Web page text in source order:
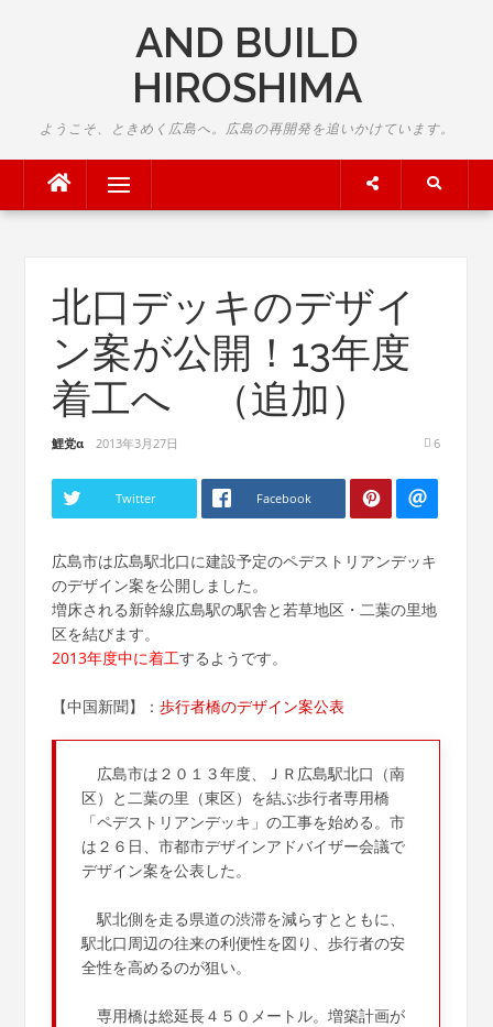
AND BUILD
HIROSHIMA
ようこそ、ときめく広島へ。広島の再開発を追いかけています。
Menu
北口デッキのデザイ
ン案が公開！13年度
着工へ （追加）
鯉党α 2013年3月27日 6
Twitter Facebook
広島市は広島駅北口に建設予定のペデストリアンデッキ
のデザイン案を公開しました。
増床される新幹線広島駅の駅舎と若草地区・二葉の里地
区を結びます。
2013年度中に着工するようです。
【中国新聞】： 歩行者橋のデザイン案公表
広島市は２０１３年度、ＪＲ広島駅北口（南
区）と二葉の里（東区）を結ぶ歩行者専用橋
「ペデストリアンデッキ」の工事を始める。市
は２６日、市都市デザインアドバイザー会議で
デザイン案を公表した。
駅北側を走る県道の渋滞を減らすとともに、
駅北口周辺の往来の利便性を図り、歩行者の安
全性を高めるのが狙い。
専用橋は総延長４５０メートル。増築計画が